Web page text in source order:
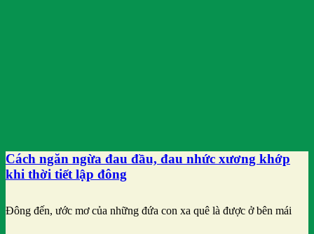
Cách ngăn ngừa đau đầu, đau nhức xương khớp
khi thời tiết lập đông
Đông đến, ước mơ của những đứa con xa quê là được ở bên mái